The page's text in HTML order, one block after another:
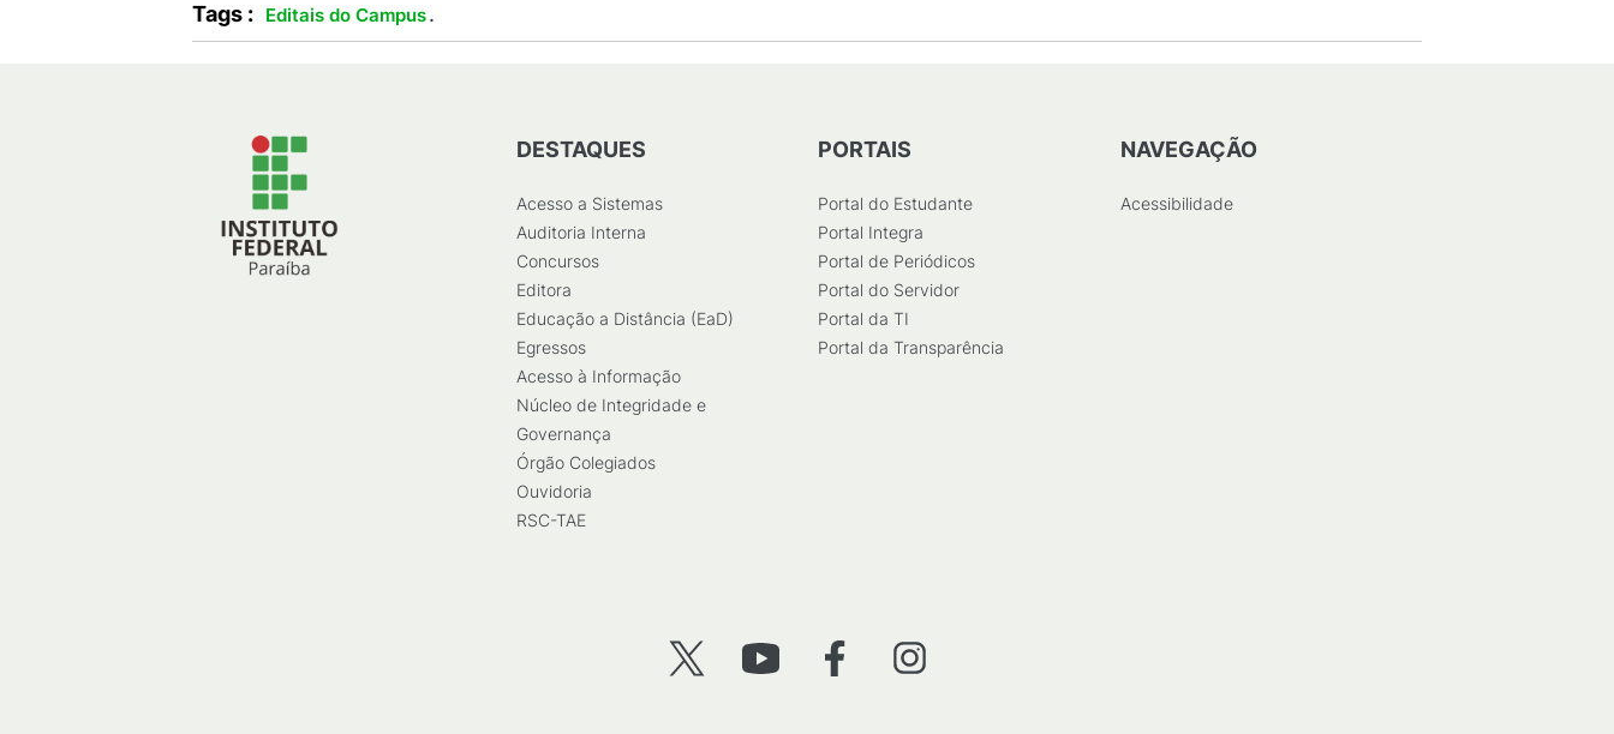
Tags : Editais do Campus.
DESTAQUES
Acesso a Sistemas
Auditoria Interna
Concursos
Editora
Educação a Distância (EaD)
Egressos
Acesso à Informação
Núcleo de Integridade e
Governança
Órgão Colegiados
Ouvidoria
RSC-TAE
PORTAIS
Portal do Estudante
Portal Integra
Portal de Periódicos
Portal do Servidor
Portal da TI
Portal da Transparência
NAVEGAÇÃO
Acessibilidade